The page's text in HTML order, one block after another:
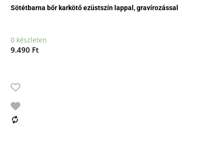
Sötétbarna bőr karkötő ezüstszín lappal, gravírozással
0 készleten
9.490 Ft